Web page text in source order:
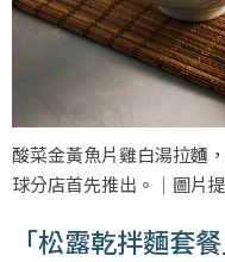
酸菜金黃魚片雞白湯拉麵
球分店首先推出。｜圖片
「松露乾拌麵套